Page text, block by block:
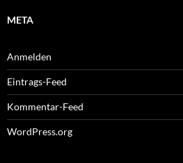
META
Anmelden
Eintrags-Feed
Kommentar-Feed
WordPress.org